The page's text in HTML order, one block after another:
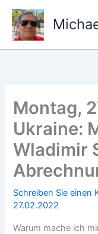
Zum
Inhalt
springen
Montag,
Ukraine:
Wladimir
Schreiben Sie einen
27.02.2022
Warum mache ich